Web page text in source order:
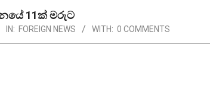
11ක් මරුට
IN: FOREIGN NEWS WITH: 0 COMMENTS